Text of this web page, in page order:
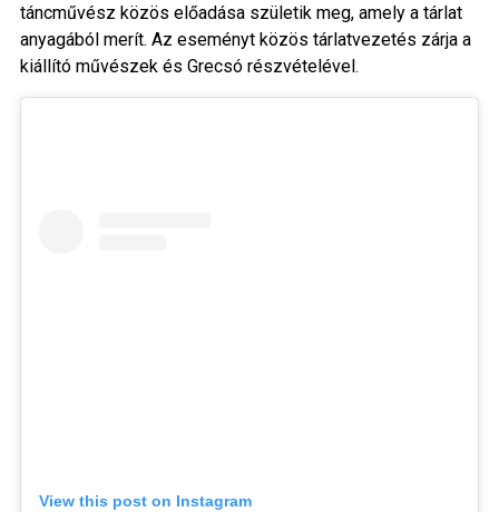
táncművész közös előadása születik meg, amely a tárlat
anyagából merít. Az eseményt közös tárlatvezetés zárja a
kiállító művészek és Grecsó részvételével.
View this post on Instagram